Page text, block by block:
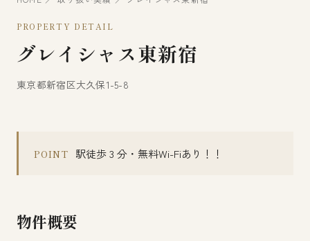
PROPERTY DETAIL
グレイシャス東新宿
東京都新宿区大久保1-5-8
POINT 駅徒歩 3 分・無料Wi-Fiあり！！
物件概要